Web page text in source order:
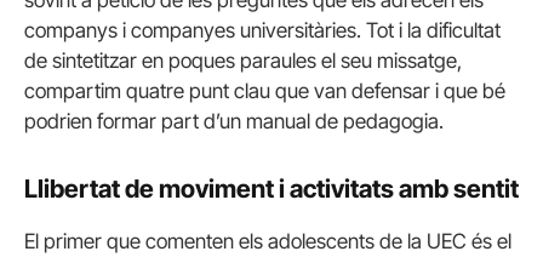
companys i companyes universitàries. Tot i la dificultat
de sintetitzar en poques paraules el seu missatge,
compartim quatre punt clau que van defensar i que bé
podrien formar part d’un manual de pedagogia.
Llibertat de moviment i activitats amb sentit
El primer que comenten els adolescents de la UEC és el